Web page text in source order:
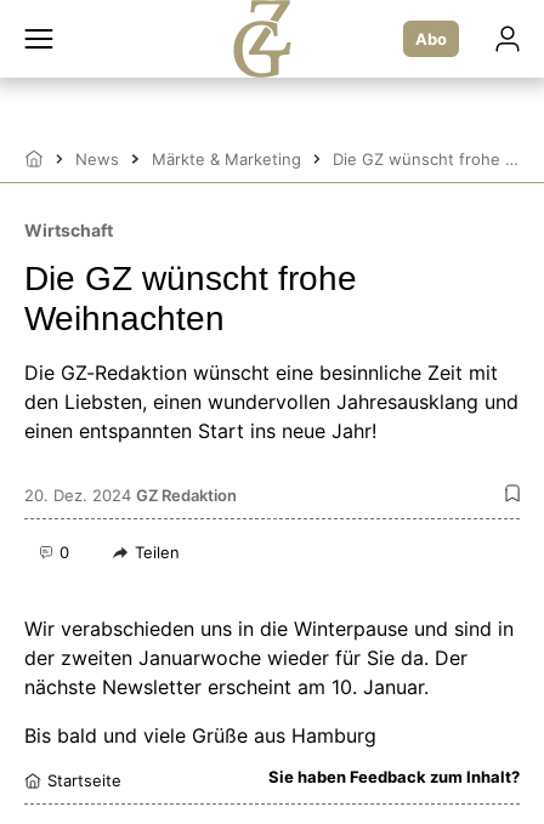
Inhalt
Abo
Startseite
News Märkte & Marketing Die GZ wünscht frohe Weihnachten
Wirtschaft
Die GZ wünscht frohe
Weihnachten
Die GZ-Redaktion wünscht eine besinnliche Zeit mit
den Liebsten, einen wundervollen Jahresausklang und
einen entspannten Start ins neue Jahr!
20. Dez. 2024 GZ Redaktion
0 Teilen
Wir verabschieden uns in die Winterpause und sind in
der zweiten Januarwoche wieder für Sie da. Der
nächste Newsletter erscheint am 10. Januar.
Bis bald und viele Grüße aus Hamburg
Startseite Sie haben Feedback zum Inhalt?